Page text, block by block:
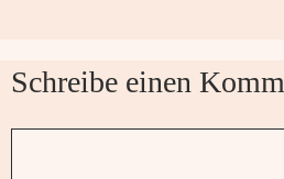
Schreibe einen